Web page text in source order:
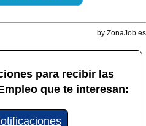
by ZonaJob.es
para recibir las
que te interesan: